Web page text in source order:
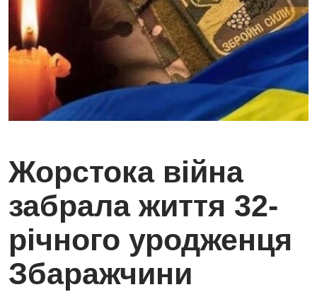
Жорстока війна
забрала життя 32-
річного уродженця
Збаражчини